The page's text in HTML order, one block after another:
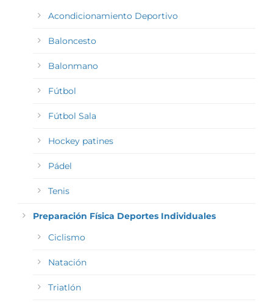
Acondicionamiento Deportivo
Baloncesto
Balonmano
Fútbol
Fútbol Sala
Hockey patines
Pádel
Tenis
Preparación Física Deportes Individuales
Ciclismo
Natación
Triatlón